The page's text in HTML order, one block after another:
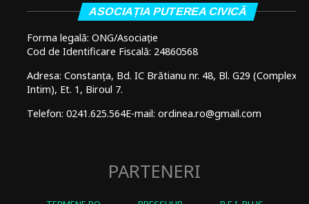
ASOCIAȚIA PUTEREA CIVICĂ
Forma legală: ONG/Asociație
Cod de Identificare Fiscală: 24860568
Adresa: Constanța, Bd. IC Brătianu nr. 48, Bl. G29 (Complex
Intim), Et. 1, Biroul 7.
Telefon: 0241.625.564E-mail: ordinea.ro@gmail.com
PARTENERI